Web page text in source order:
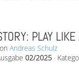
PLAY
Andreas Schulz
02/2025 ·